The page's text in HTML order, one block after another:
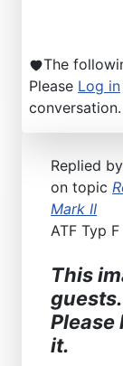
The
Please Log in
conversation.
Replied by
on topic
Mark II
ATF Typ
This
guests.
Please
it.